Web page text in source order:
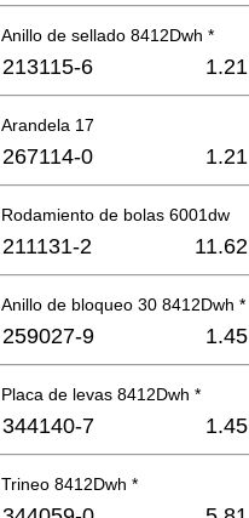
Anillo de sellado 8412Dwh *
213115-6 1.21
Arandela 17
267114-0 1.21
Rodamiento de bolas 6001dw
211131-2 11.62
Anillo de bloqueo 30 8412Dwh *
259027-9 1.45
Placa de levas 8412Dwh *
344140-7 1.45
Trineo 8412Dwh *